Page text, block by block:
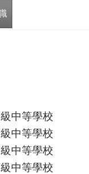
中等學校
中等學校
中等學校
中等學校